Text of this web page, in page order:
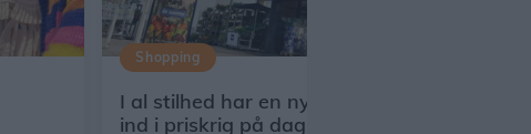
Shopping
I al stilhed har en ny aktør meldt sig
ind i priskrig på dagligvarer